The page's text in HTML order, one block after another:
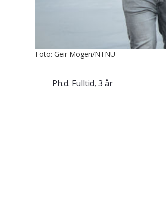
Foto: Geir Mogen/NTNU
Ph.d. Fulltid, 3 år